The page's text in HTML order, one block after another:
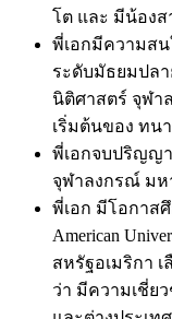
โต และ มีน้องส
พี่เอกมีความส
ระดับมัธยมปล
นิติศาสตร์ จุฬา
เริ่มต้นของ ทน
พี่เอกจบปริญญ
จุฬาลงกรณ์ มห
พี่เอก มีโอกาส
American
สหรัฐอเมริกา เ
ว่า มีความเชี่ย